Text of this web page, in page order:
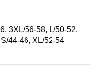
, 3XL/56-58, L/50-52,
S/44-46, XL/52-54